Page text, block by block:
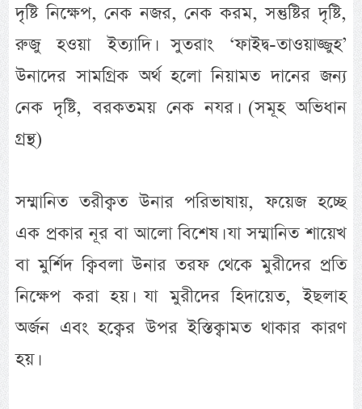
দৃষ্টি নিক্ষেপ, নেক নজর, নেক করম, সন্তুষ্টির দৃষ্টি,
রুজু হওয়া ইত্যাদি। সুতরাং ‘ফাইদ্ব-তাওয়াজ্জুহ’
উনাদের সামগ্রিক অর্থ হলো নিয়ামত দানের জন্য
নেক দৃষ্টি, বরকতময় নেক নযর। (সমূহ অভিধান
গ্রন্থ)
সম্মানিত তরীক্বত উনার পরিভাষায়, ফয়েজ হচ্ছে
এক প্রকার নূর বা আলো বিশেষ। যা সম্মানিত শায়েখ
বা মুর্শিদ ক্বিবলা উনার তরফ থেকে মুরীদের প্রতি
নিক্ষেপ করা হয়। যা মুরীদের হিদায়েত, ইছলাহ
অর্জন এবং হক্বের উপর ইস্তিক্বামত থাকার কারণ
হয়।